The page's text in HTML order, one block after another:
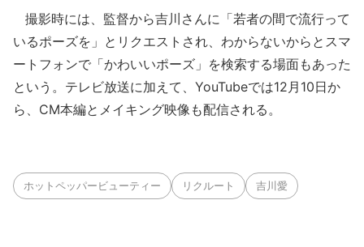
撮影時には、監督から吉川さんに「若者の間で流行って
いるポーズを」とリクエストされ、わからないからとスマ
ートフォンで「かわいいポーズ」を検索する場面もあった
という。テレビ放送に加えて、YouTubeでは12月10日か
ら、CM本編とメイキング映像も配信される。
ホットペッパービューティー リクルート 吉川愛